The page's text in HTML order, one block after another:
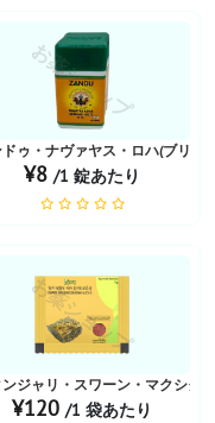
お薬ショップ
ゥ・ナヴァヤス・ロハ(ブリハ
¥8 /1 錠あたり
お薬ショップ
ジャリ・スワーン・マクシク
¥120 /1 袋あたり